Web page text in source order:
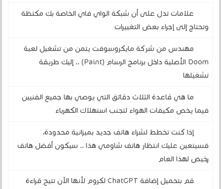
علامات تدل على أن شبكة الواي فاي الخاصة بك مكتظة
وتحتاج إلى إجراء بعض التغييرات
مهندس من شركة مايكروسوفت يتمن من تشغيل لعبة
Doom الأصلية داخل برنامج الرسام (Paint) .. إليك طريقة
تشغيلها
ما هي قاعدة الثلاث دقائق التي يوصي بها جميع الفنيين
فيما يخص مكيفات الهواء لتجنب استهلاك الكهرباء
إذا كنت تخطط لشراء هاتف جديد بميزانية محدودة،
فسيتعين عليك انتظار هاتف شاومي هذا .. سيكون أفضل هاتف
رخيص لهذا العام
قم بتحميل إضافة ChatGPT لكروم لأنها الآن تتيح قراءة